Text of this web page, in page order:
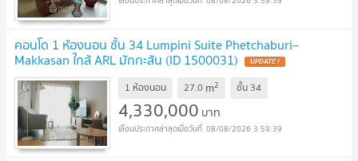
คอนโด 1 ห้องนอน ชั้น 34 Lumpini Suite Phetchaburi–
Makkasan ใกล้ ARL มักกะสัน (ID 1500031)
1 ห้องนอน 27.0 m2 ชั้น 34
4,330,000 บาท
08/08/2026 3:59:39